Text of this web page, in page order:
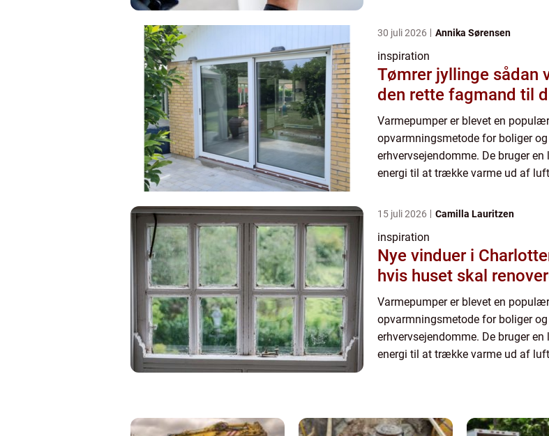
indendørsrummet. Der er mange
30 juli 2026 Annika Sørensen
inspiration
Tømrer jyllinge sådan vælger du
den rette fagmand til
Varmepumper er blevet en populær
opvarmningsmetode for boliger og
erhvervsejendomme. De bruger
energi til at trække varme ud af
indendørsrummet. Der er mange
15 juli 2026 Camilla Lauritzen
inspiration
Nye vinduer i
hvis huset skal
Varmepumper er blevet en populær
opvarmningsmetode for boliger og
erhvervsejendomme. De bruger
energi til at trække varme ud af